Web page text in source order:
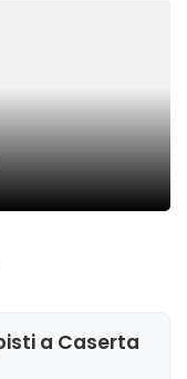
a Caserta